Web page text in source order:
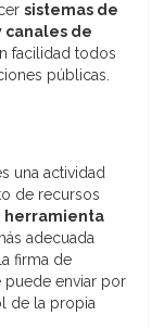
sistemas de
canales de
facilidad todos
públicas.
una actividad
de recursos
herramienta
adecuada
firma de
puede enviar por
de la propia